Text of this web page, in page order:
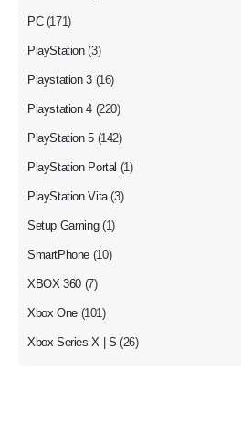
PC (171)
PlayStation (3)
Playstation 3 (16)
Playstation 4 (220)
PlayStation 5 (142)
PlayStation Portal (1)
PlayStation Vita (3)
Setup Gaming (1)
SmartPhone (10)
XBOX 360 (7)
Xbox One (101)
Xbox Series X | S (26)